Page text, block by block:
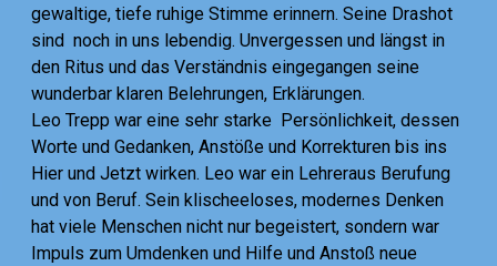
gewaltige, tiefe ruhige Stimme erinnern. Seine Drashot
sind noch in uns lebendig. Unvergessen und längst in
den Ritus und das Verständnis eingegangen seine
wunderbar klaren Belehrungen, Erklärungen.
Leo Trepp war eine sehr starke Persönlichkeit, dessen
Worte und Gedanken, Anstöße und Korrekturen bis ins
Hier und Jetzt wirken. Leo war ein Lehreraus Berufung
und von Beruf. Sein klischeeloses, modernes Denken
hat viele Menschen nicht nur begeistert, sondern war
Impuls zum Umdenken und Hilfe und Anstoß neue